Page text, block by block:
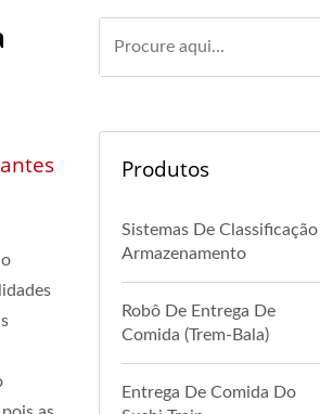
Em Ambos
Da
De
De Esteiras
| Hong
Produtos
Sistemas De Classificação
Armazenamento
Robô De Entrega De
Comida (Trem-Bala)
Entrega De Comida Do